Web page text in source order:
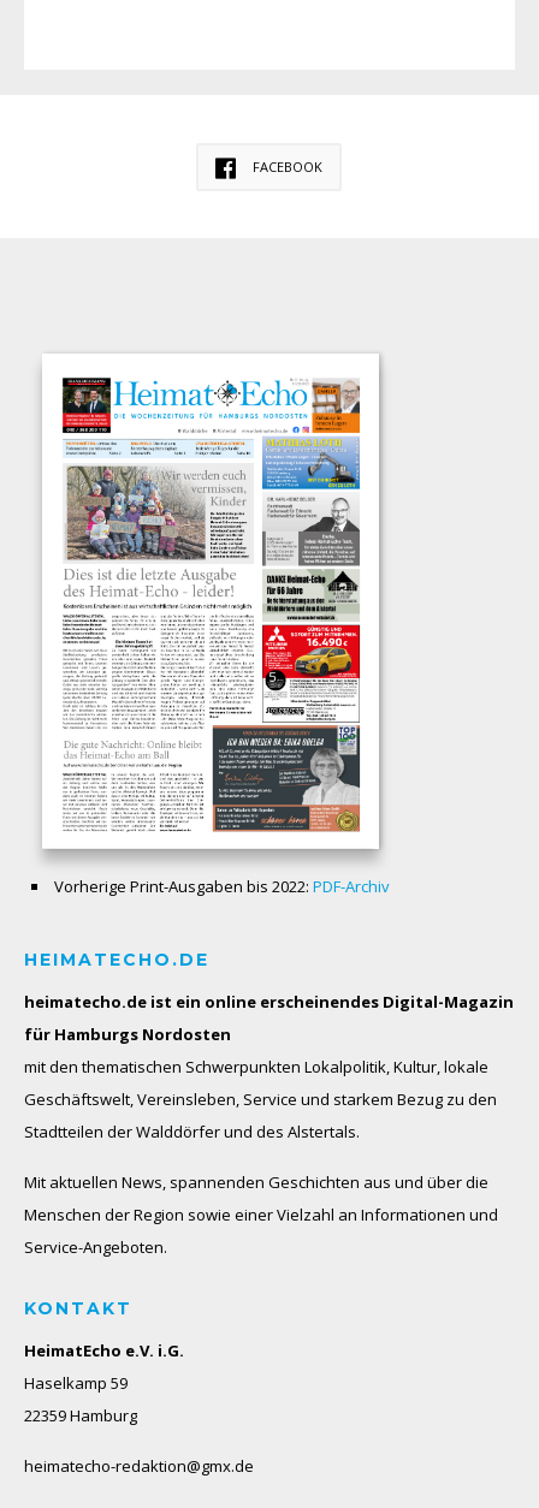
FACEBOOK
Vorherige Print-Ausgaben bis 2022: PDF-Archiv
HEIMATECHO.DE
heimatecho.de ist ein online erscheinendes Digital-Magazin
für Hamburgs Nordosten
mit den thematischen Schwerpunkten Lokalpolitik, Kultur, lokale
Geschäftswelt, Vereinsleben, Service und starkem Bezug zu den
Stadtteilen der Walddörfer und des Alstertals.
Mit aktuellen News, spannenden Geschichten aus und über die
Menschen der Region sowie einer Vielzahl an Informationen und
Service-Angeboten.
KONTAKT
HeimatEcho e.V. i.G.
Haselkamp 59
22359 Hamburg
heimatecho-redaktion@gmx.de